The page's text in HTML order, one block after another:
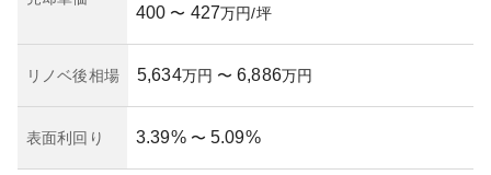
購入前には注意深く調査することが推奨されます。
400 〜 427万円/坪
リノベ後相場 5,634万円 〜 6,886万円
表面利回り 3.39% 〜 5.09%